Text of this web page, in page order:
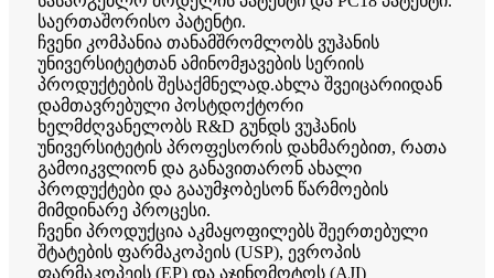
საერთაშორისო პატენტი.
ჩვენი კომპანია თანამშრომლობს ვუჰანის
უნივერსიტეტთან ამინომჟავების სერიის
პროდუქტების შესაქმნელად.ახლა შვეიცარიიდან
დამთავრებული პოსტდოქტორი
ხელმძღვანელობს R&D გუნდს ვუჰანის
უნივერსიტეტის პროფესორის დახმარებით, რათა
გამოიკვლიონ და განავითარონ ახალი
პროდუქტები და გააუმჯობესონ წარმოების
მიმდინარე პროცესი.
ჩვენი პროდუქცია აკმაყოფილებს შეერთებული
შტატების ფარმაკოპეის (USP), ევროპის
ფარმაკოპეის (EP) და აჯინომოტოს (AJI)